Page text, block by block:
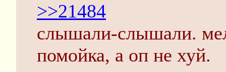
>>21484
слышали-слышали.
помойка, а оп не хуй.